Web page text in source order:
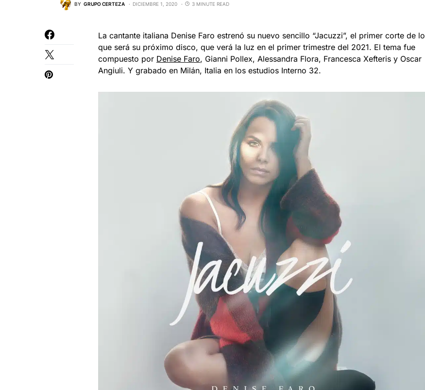
BY GRUPO CERTEZA DICIEMBRE 1, 2020 3 MINUTE READ
La cantante italiana Denise Faro estrenó su nuevo sencillo “Jacuzzi”, el primer corte de lo
que será su próximo disco, que verá la luz en el primer trimestre del 2021. El tema fue
compuesto por Denise Faro, Gianni Pollex, Alessandra Flora, Francesca Xefteris y Oscar
Angiuli. Y grabado en Milán, Italia en los estudios Interno 32.